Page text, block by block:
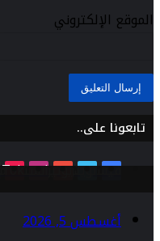
الموقع الإلكتروني
تابعونا على..
فيسبوك
تويتريوتيوب
أغسطس 5, 2026